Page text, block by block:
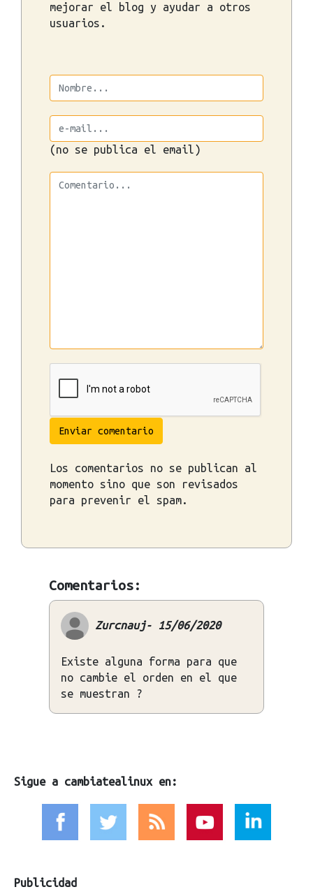
mejorar el blog y ayudar a otros
usuarios.
(no se publica el email)
Enviar comentario
Los comentarios no se publican al
momento sino que son revisados
para prevenir el spam.
Comentarios:
Zurcnauj- 15/06/2020
Existe alguna forma para que
no cambie el orden en el que
se muestran ?
Sigue a cambiatealinux en:
Publicidad